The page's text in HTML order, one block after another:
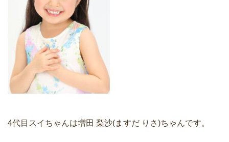
4代目スイちゃんは増田 梨沙(ますだ りさ)ちゃんです。